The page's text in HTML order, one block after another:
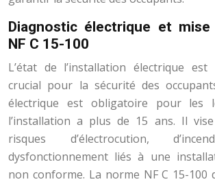
Diagnostic électrique et
NF C 15-100
L’état de l’installation électrique
crucial pour la sécurité des
électrique est obligatoire pour les
l’installation a plus de 15 ans. Il
risques d’électrocution,
dysfonctionnement liés à une
non conforme. La norme NF C 15-100